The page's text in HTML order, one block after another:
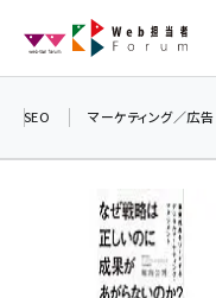
ン
seo (3532)
SEO マーケティング／広告